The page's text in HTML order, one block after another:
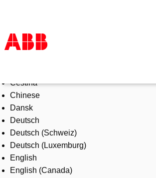
Products & Solutions
Industries
Services
About us
Where to buy
Contact us
Careers
Čeština
Chinese
Dansk
Deutsch
Deutsch (Schweiz)
Deutsch (Luxemburg)
English
English (Canada)